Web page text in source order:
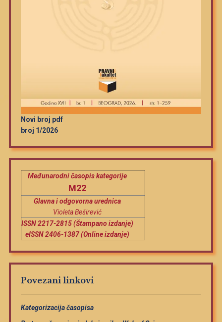
Novi broj pdf
broj 1/2026
Međunarodni časopis kategorije
M22
Glavna i odgovorna urednica
Violeta Beširević
ISSN 2217-2815 (Štampano izdanje)
eISSN 2406-1387 (Online izdanje)
Povezani linkovi
Kategorizacija časopisa